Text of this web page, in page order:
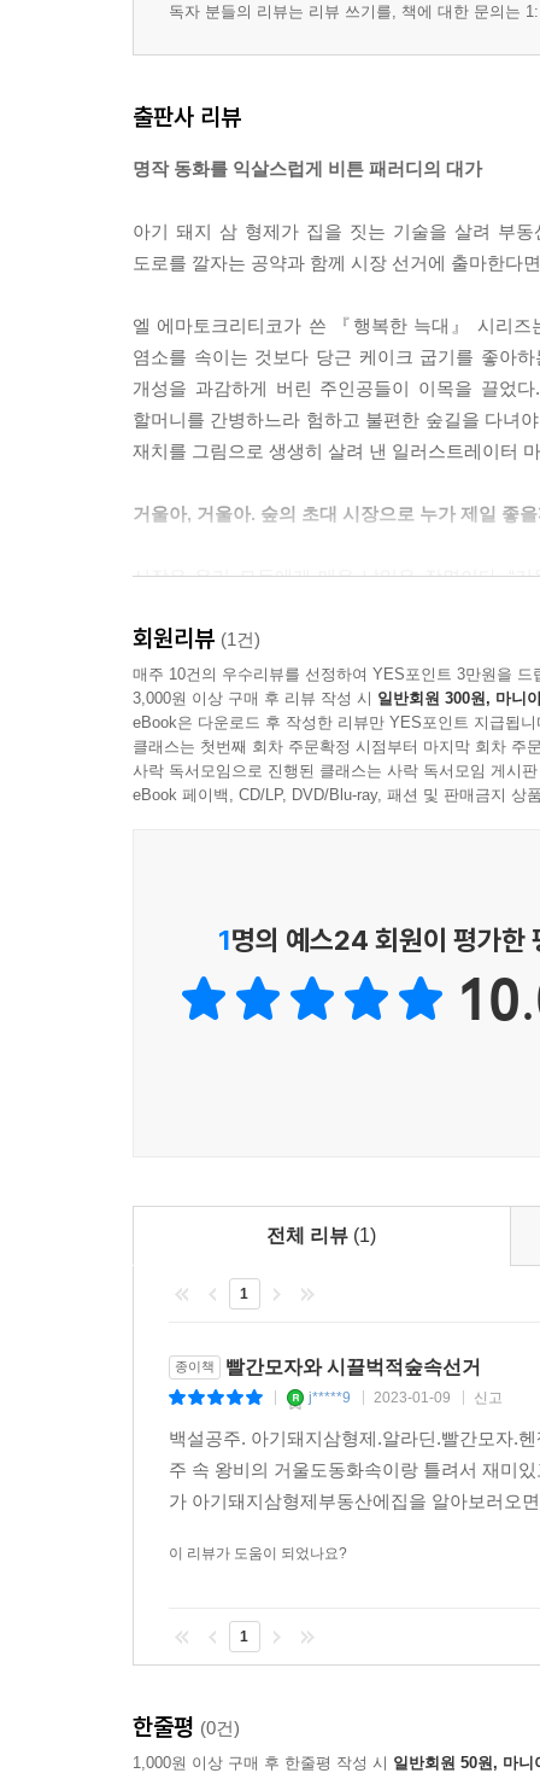
독자 분들의 리뷰는 리뷰 쓰기를, 책에 대한 문의는
출판사 리뷰
명작 동화를 익살스럽게 비튼 패러디의 대가
아기 돼지 삼 형제가 집을 짓는 기술을 살려 부
도로를 깔자는 공약과 함께 시장 선거에 출마한다
엘 에마토크리티코가 쓴 『행복한 늑대』 시리
염소를 속이는 것보다 당근 케이크 굽기를 좋아
개성을 과감하게 버린 주인공들이 이목을 끌었
할머니를 간병하느라 험하고 불편한 숲길을 다녀
재치를 그림으로 생생히 살려 낸 일러스트레이터
거울아, 거울아. 숲의 초대 시장으로 누가 제일 좋
시작은 우리 모두에게 매우 낯익은 장면이다. “
찾아온 것이다. 얼굴을 가린 수수께끼 손님은 아
램프를 줍고, 램프의 요정 지니가 이사를 온다는
모두가 기대에 부푼 그때, 빨간 모자가 의견을 하
빨간 모자의 말에 찬성하고, 이튿날 광장에서 회의
빨간 모자는 주민 대표로 의견을 전달하러 지니
요술 램프가 시장 선거를 이끌어 내기까지
사실을 깨닫고, 회의를 열고, 더 나은 삶을 위해 직
숲속 마을에서는 상호 존중을 바탕으로 소통이
생각이네.”라는 말로 운을 띄운 다음 자신의 뜻
아이디어가 나왔을 때는 “그거 참 괜찮다!” “훌
함께 노력하고 지도자를 새롭게 선출하는 과정
‘풀뿌리민주주의’ 대신 ‘시끌벅적 숲속 민주주의’
숲속 주민들은 민주주의 사회에서 시민이 정
쓰레기 수거를 맡는다.
것뿐만 아니라, 적절한 자질을 갖춘 후보를 가려
때 빨간 모자는 모두를 위한 소원을 빌자고 처
회원리뷰 (1건)
매주 10건의 우수리뷰를 선정하여 YES포인트 3만원을 드
3,000원 이상 구매 후 리뷰 작성 시 일반회원 300원, 마니
eBook은 다운로드 후 작성한 리뷰만 YES포인트 지급됩니
클래스는 첫번째 회차 주문확정 시점부터 마지막 회차 주
사락 독서모임으로 진행된 클래스는 사락 독서모임 게시
eBook 페이백, CD/LP, DVD/Blu-ray, 패션 및 판매금지 상
1명의 예스24 회원이 평가한
전체 리뷰 (1)
1
종이책 빨간모자와 시끌벅적숲속선거
j*****9 2023-01-09 신고
백설공주. 아기돼지삼형제.알라딘.빨간모자.
주 속 왕비의 거울도동화속이랑 틀려서 재미
가 아기돼지삼형제부동산에집을 알아보러오
이 리뷰가 도움이 되었나요?
1
한줄평 (0건)
1,000원 이상 구매 후 한줄평 작성 시 일반회원 50원, 마니